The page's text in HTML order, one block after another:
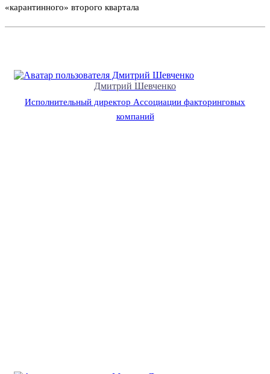
«карантинного» второго квартала
Дмитрий Шевченко
Исполнительный директор Ассоциации факторинговых
компаний